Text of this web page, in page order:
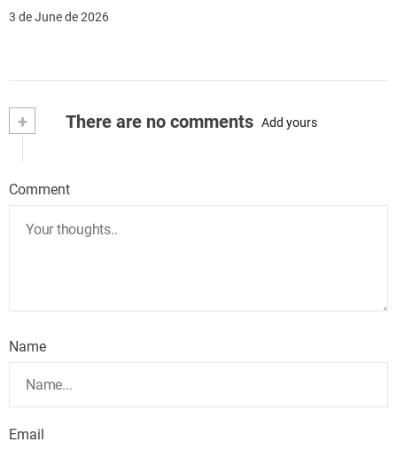
3 de June de 2026
+ There are no comments Add yours
Comment
Name
Email